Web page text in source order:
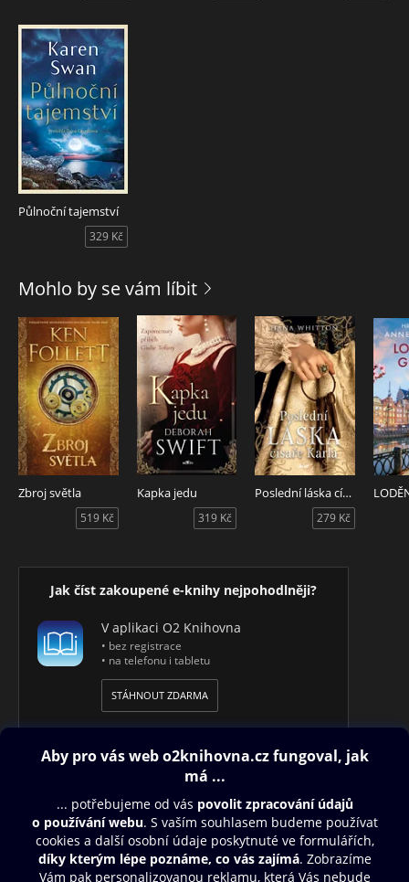
Půlnoční tajemství
329 Kč
Mohlo by se vám líbit
Zbroj světla
519 Kč
Kapka jedu
319 Kč
Poslední láska císaře Karla
279 Kč
Jak číst zakoupené e-knihy nejpohodlněji?
V aplikaci O2 Knihovna
• bez registrace
• na telefonu i tabletu
STÁHNOUT ZDARMA
Obsah ke stažení
Moje O2 Knihovna